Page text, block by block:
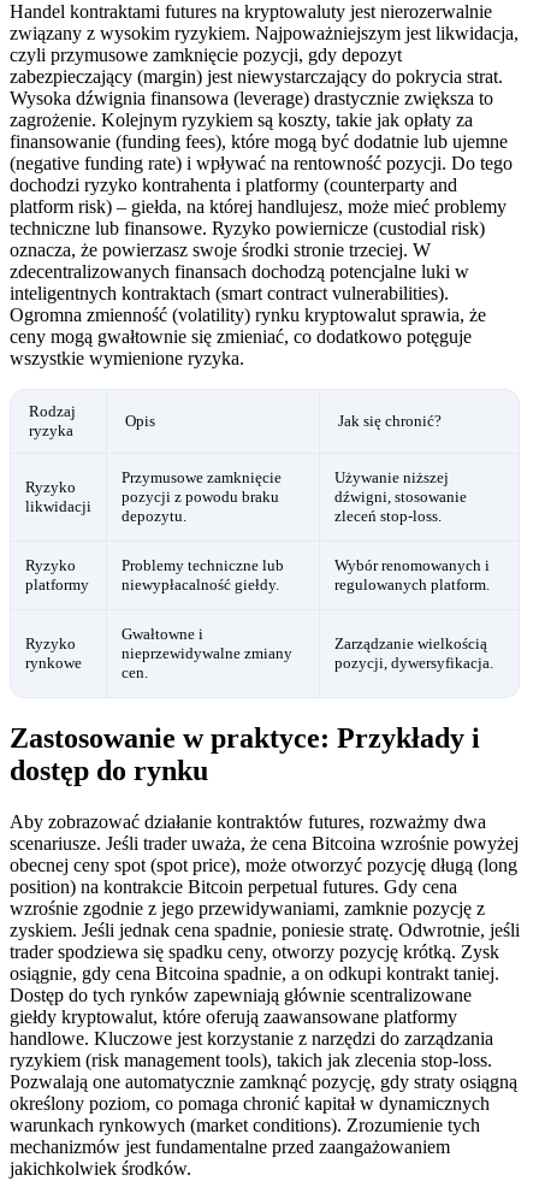
Handel kontraktami futures na kryptowaluty jest nierozerwalnie
związany z wysokim ryzykiem. Najpoważniejszym jest likwidacja,
czyli przymusowe zamknięcie pozycji, gdy depozyt
zabezpieczający (margin) jest niewystarczający do pokrycia strat.
Wysoka dźwignia finansowa (leverage) drastycznie zwiększa to
zagrożenie. Kolejnym ryzykiem są koszty, takie jak opłaty za
finansowanie (funding fees), które mogą być dodatnie lub ujemne
(negative funding rate) i wpływać na rentowność pozycji. Do tego
dochodzi ryzyko kontrahenta i platformy (counterparty and
platform risk) – giełda, na której handlujesz, może mieć problemy
techniczne lub finansowe. Ryzyko powiernicze (custodial risk)
oznacza, że powierzasz swoje środki stronie trzeciej. W
zdecentralizowanych finansach dochodzą potencjalne luki w
inteligentnych kontraktach (smart contract vulnerabilities).
Ogromna zmienność (volatility) rynku kryptowalut sprawia, że
ceny mogą gwałtownie się zmieniać, co dodatkowo potęguje
wszystkie wymienione ryzyka.
Rodzaj
ryzyka
Opis Jak się chronić?
Ryzyko
likwidacji
Przymusowe zamknięcie
pozycji z powodu braku
depozytu.
Używanie niższej
dźwigni, stosowanie
zleceń stop-loss.
Ryzyko
platformy
Problemy techniczne lub
niewypłacalność giełdy.
Wybór renomowanych i
regulowanych platform.
Ryzyko
rynkowe
Gwałtowne i
nieprzewidywalne zmiany
cen.
Zarządzanie wielkością
pozycji, dywersyfikacja.
Zastosowanie w praktyce: Przykłady i
dostęp do rynku
Aby zobrazować działanie kontraktów futures, rozważmy dwa
scenariusze. Jeśli trader uważa, że cena Bitcoina wzrośnie powyżej
obecnej ceny spot (spot price), może otworzyć pozycję długą (long
position) na kontrakcie Bitcoin perpetual futures. Gdy cena
wzrośnie zgodnie z jego przewidywaniami, zamknie pozycję z
zyskiem. Jeśli jednak cena spadnie, poniesie stratę. Odwrotnie, jeśli
trader spodziewa się spadku ceny, otworzy pozycję krótką. Zysk
osiągnie, gdy cena Bitcoina spadnie, a on odkupi kontrakt taniej.
Dostęp do tych rynków zapewniają głównie scentralizowane
giełdy kryptowalut, które oferują zaawansowane platformy
handlowe. Kluczowe jest korzystanie z narzędzi do zarządzania
ryzykiem (risk management tools), takich jak zlecenia stop-loss.
Pozwalają one automatycznie zamknąć pozycję, gdy straty osiągną
określony poziom, co pomaga chronić kapitał w dynamicznych
warunkach rynkowych (market conditions). Zrozumienie tych
mechanizmów jest fundamentalne przed zaangażowaniem
jakichkolwiek środków.